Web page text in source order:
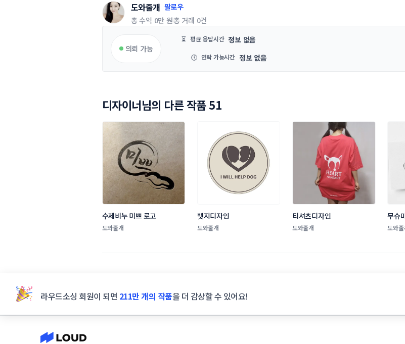
도와줄개 팔로우
총 수익 0만 원총 거래 0건
의뢰 가능
⏳ 평균 응답시간 정보 없음
🕔 연락 가능시간 정보 없음
디자이너님의 다른 작품 51
수제비누 미쁘 로고
도와줄개
뱃지디자인
도와줄개
티셔츠디자인
도와줄개
무슈
도와줄
라우드소싱 회원이 되면 211만 개의 작품을 더 감상할 수 있어요!